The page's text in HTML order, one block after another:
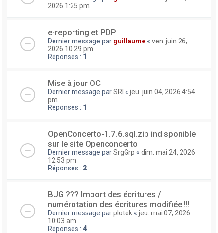
2026 1:25 pm
e-reporting et PDP
Dernier message par guillaume « ven. juin 26,
2026 10:29 pm
Réponses : 1
Mise à jour OC
Dernier message parSRI « jeu. juin 04, 2026 4:54
pm
Réponses : 1
OpenConcerto-1.7.6.sql.zip indisponible
sur le site Openconcerto
Dernier message parSrgGrp « dim. mai 24, 2026
12:53 pm
Réponses : 2
BUG ??? Import des écritures /
numérotation des écritures modifiée !!!
Dernier message parplotek « jeu. mai 07, 2026
10:03 am
Réponses : 4